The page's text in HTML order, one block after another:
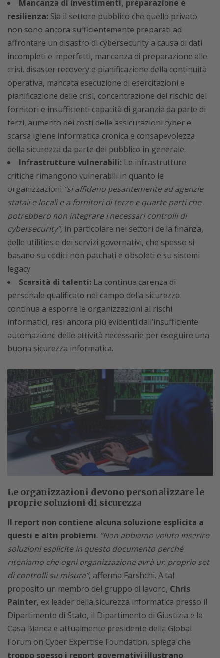
Mancanza di investimenti, preparazione e
resilienza: Sia il settore pubblico che quello privato
non sono ancora sufficientemente preparati ad
affrontare un disastro di cybersecurity a causa di dati
incompleti e imperfetti, mancanza di preparazione alle
crisi, disaster recovery e pianificazione della continuità
operativa, mancata esecuzione di esercitazioni e
pianificazione delle crisi, concentrazione del rischio dei
fornitori e insufficienti capacità di garanzia da parte di
terzi, aumento dei costi delle assicurazioni cyber e
scarsa igiene informatica cronica e consapevolezza
della sicurezza da parte del pubblico in generale.
Infrastrutture vulnerabili: Le infrastrutture
critiche rimangono vulnerabili in quanto le
organizzazioni “si affidano pesantemente ad agenzie
statali e locali e a fornitori di terze e quarte parti che
potrebbero non integrare i necessari controlli di
cybersecurity”, in particolare nei settori della finanza,
delle utilities e dei servizi governativi, che spesso si
basano su codici non patchati e obsoleti e su sistemi
legacy
Scarsità di talenti: La continua carenza di
personale qualificato nel campo della sicurezza
continua a esporre le organizzazioni ai rischi
informatici, resi ancora più evidenti dall’insufficiente
automazione delle attività necessarie per eseguire una
buona sicurezza informatica.
Le organizzazioni devono personalizzare le
proprie soluzioni di sicurezza
Il report non contiene alcuna soluzione esplicita a
questi e altri problemi. “Non abbiamo voluto inserire
soluzioni esplicite in questo documento perché
riteniamo che ogni organizzazione avrà un proprio set
di controlli su misura”, afferma Farshchi. A tal
proposito un membro del gruppo di lavoro, Chris
Painter, ex leader della sicurezza informatica presso il
Dipartimento di Stato, il Dipartimento di Giustizia e la
Casa Bianca e attualmente presidente della Global
Forum on Cyber Expertise Foundation, spiega che
troppo spesso i report governativi illustrano